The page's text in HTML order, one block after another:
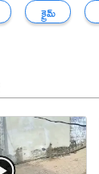
క్రైమ్